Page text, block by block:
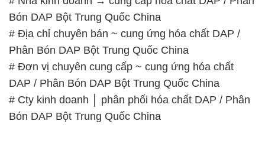
Bón DAP Bột Trung Quốc China
# Địa chỉ chuyên bán ~ cung ứng hóa chất DAP /
Phân Bón DAP Bột Trung Quốc China
# Đơn vị chuyên cung cấp ~ cung ứng hóa chất
DAP / Phân Bón DAP Bột Trung Quốc China
# Cty kinh doanh │ phân phối hóa chất DAP / Phân
Bón DAP Bột Trung Quốc China